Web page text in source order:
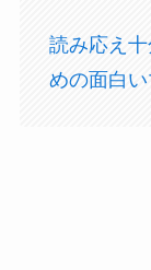
読み応え
めの面白